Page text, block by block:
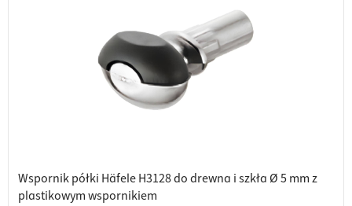
Wspornik półki Häfele H3128 do drewna i szkła Ø 5 mm z
plastikowym wspornikiem